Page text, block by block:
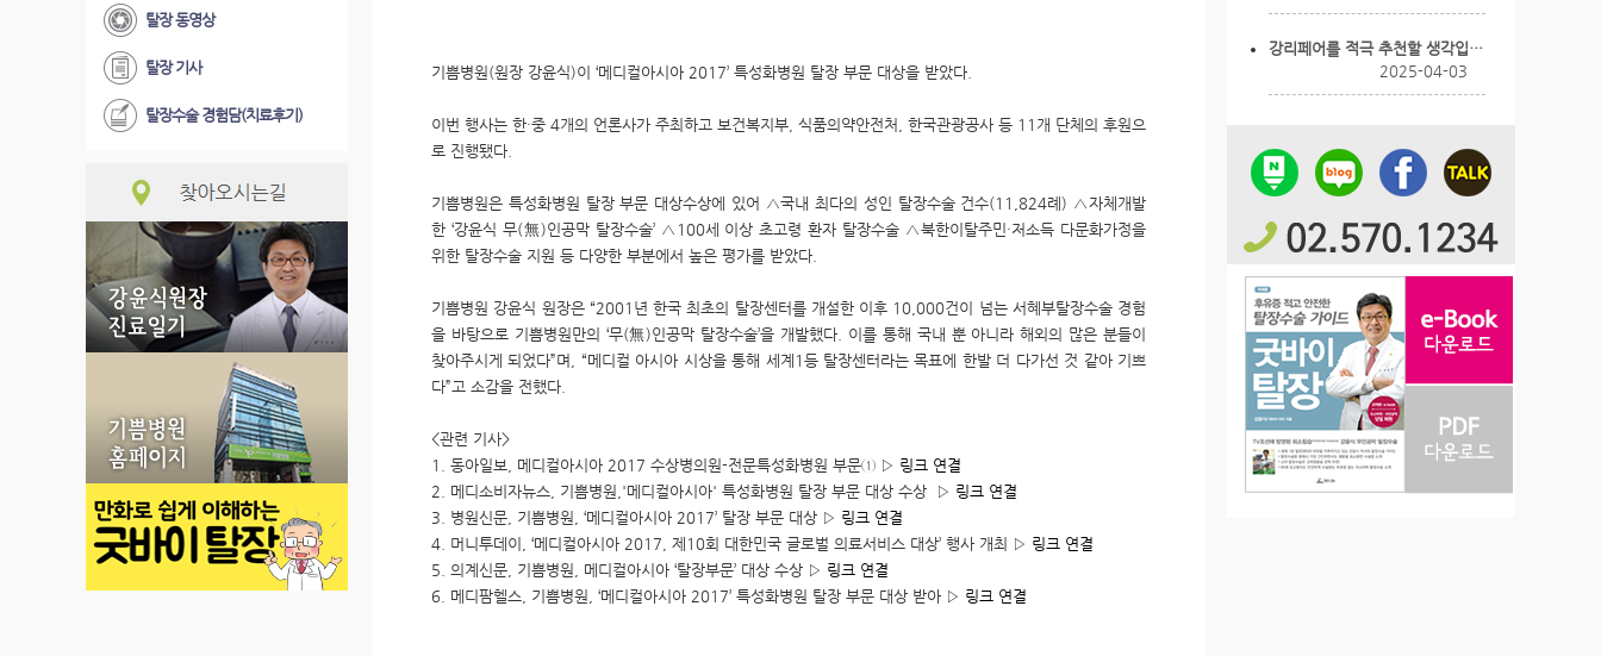
탈장 동영상
탈장 기사
탈장수술 경험담(치료후기)
기쁨병원(원장 강윤식)이 ‘메디컬아시아 2017’ 특성화병원 탈장 부문 대상을 받았다.
이번 행사는 한·중 4개의 언론사가 주최하고 보건복지부, 식품의약안전처, 한국관광공사 등 11개 단체의 후원으
로 진행됐다.
기쁨병원은 특성화병원 탈장 부문 대상수상에 있어 △국내 최다의 성인 탈장수술 건수(11,824례) △자체개발
한 ‘강윤식 무(無)인공막 탈장수술’ △100세 이상 초고령 환자 탈장수술 △북한이탈주민·저소득 다문화가정을
위한 탈장수술 지원 등 다양한 부분에서 높은 평가를 받았다.
기쁨병원 강윤식 원장은 “2001년 한국 최초의 탈장센터를 개설한 이후 10,000건이 넘는 서혜부탈장수술 경험
을 바탕으로 기쁨병원만의 ‘무(無)인공막 탈장수술’을 개발했다. 이를 통해 국내 뿐 아니라 해외의 많은 분들이
찾아주시게 되었다”며, “메디컬 아시아 시상을 통해 세계1등 탈장센터라는 목표에 한발 더 다가선 것 같아 기쁘
다”고 소감을 전했다.
<관련 기사>
1. 동아일보, 메디컬아시아 2017 수상병의원-전문특성화병원 부문① ▷ 링크 연결
2. 메디소비자뉴스, 기쁨병원,'메디컬아시아' 특성화병원 탈장 부문 대상 수상
▷ 링크 연결
3. 병원신문, 기쁨병원, ‘메디컬아시아 2017’ 탈장 부문 대상 ▷ 링크 연결
4. 머니투데이, ‘메디컬아시아 2017, 제10회 대한민국 글로벌 의료서비스 대상’ 행사 개최 ▷ 링크 연결
5. 의계신문, 기쁨병원, 메디컬아시아 ‘탈장부문’ 대상 수상 ▷ 링크 연결
6. 메디팜헬스, 기쁨병원, ‘메디컬아시아 2017’ 특성화병원 탈장 부문 대상 받아 ▷ 링크 연결
강리페어를 적극 추천할 생각입니다
2025-04-03